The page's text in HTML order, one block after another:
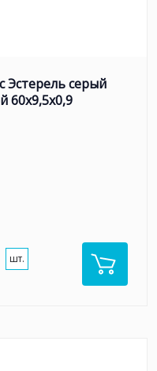
Эстерель серый
60x9,5x0,9
шт.